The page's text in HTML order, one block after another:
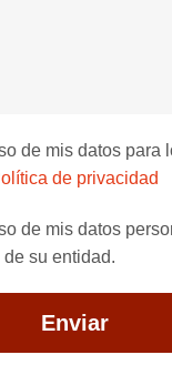
de mis datos para
de privacidad
de mis datos
su entidad.
Enviar